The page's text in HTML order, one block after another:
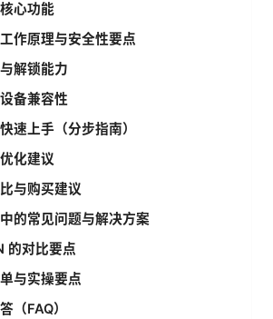
心功能
作原理与安全性要点
解锁能力
备兼容性
速上手（分步指南）
化建议
与购买建议
的常见问题与解决方案
的对比要点
与实操要点
（FAQ）